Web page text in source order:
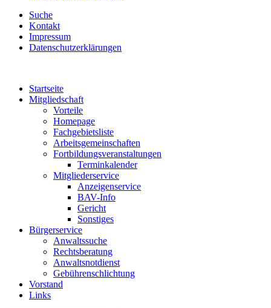
Suche
Kontakt
Impressum
Datenschutzerklärungen
Startseite
Mitgliedschaft
Vorteile
Homepage
Fachgebietsliste
Arbeitsgemeinschaften
Fortbildungsveranstaltungen
Terminkalender
Mitgliederservice
Anzeigenservice
BAV-Info
Gericht
Sonstiges
Bürgerservice
Anwaltssuche
Rechtsberatung
Anwaltsnotdienst
Gebührenschlichtung
Vorstand
Links